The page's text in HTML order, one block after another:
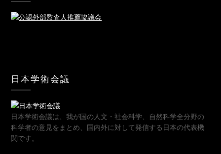
日本学術会議
日本学術会議は、我が国の人文・社会科学、自然科学全分野の
科学者の意見をまとめ、国内外に対して発信する日本の代表機
関です。